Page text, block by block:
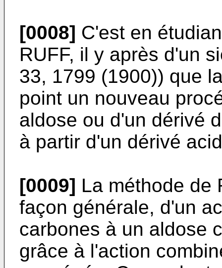
[0008] C'est en
RUFF, il y après d'un
33, 1799 (1900)) que
point un nouveau
aldose ou d'un dérivé
à partir d'un dérivé
[0009] La méthode de
façon générale, d'un
carbones à un aldose
grâce à l'action